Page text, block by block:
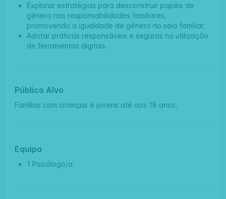
Explorar estratégias para desconstruir papéis de
género nas responsabilidades familiares,
promovendo a igualdade de género no seio familiar;
Adotar práticas responsáveis e seguras na utilização
de ferramentas digitais.
Público Alvo
Famílias com crianças e jovens até aos 18 anos.
Equipa
1 Psicólogo/a